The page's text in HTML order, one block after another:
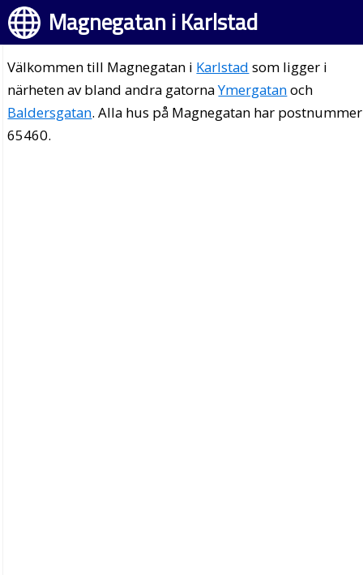
Magnegatan i Karlstad
Välkommen till Magnegatan i Karlstad som ligger i
närheten av bland andra gatornaYmergatanoch
Baldersgatan. Alla hus på Magnegatan har postnummer
65460.